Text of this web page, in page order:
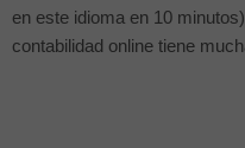
en este idioma en 10
contabilidad online tiene
largo y tendido en este